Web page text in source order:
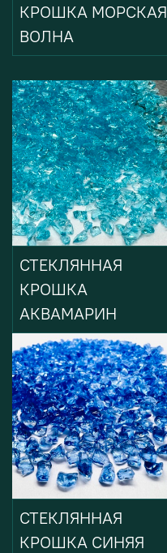
КРОШКА МОРСКАЯ
ВОЛНА
СТЕКЛЯННАЯ
КРОШКА
АКВАМАРИН
СТЕКЛЯННАЯ
КРОШКА СИНЯЯ